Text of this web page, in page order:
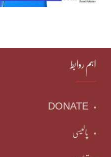
اہم روابط
DONATE
پالیسی